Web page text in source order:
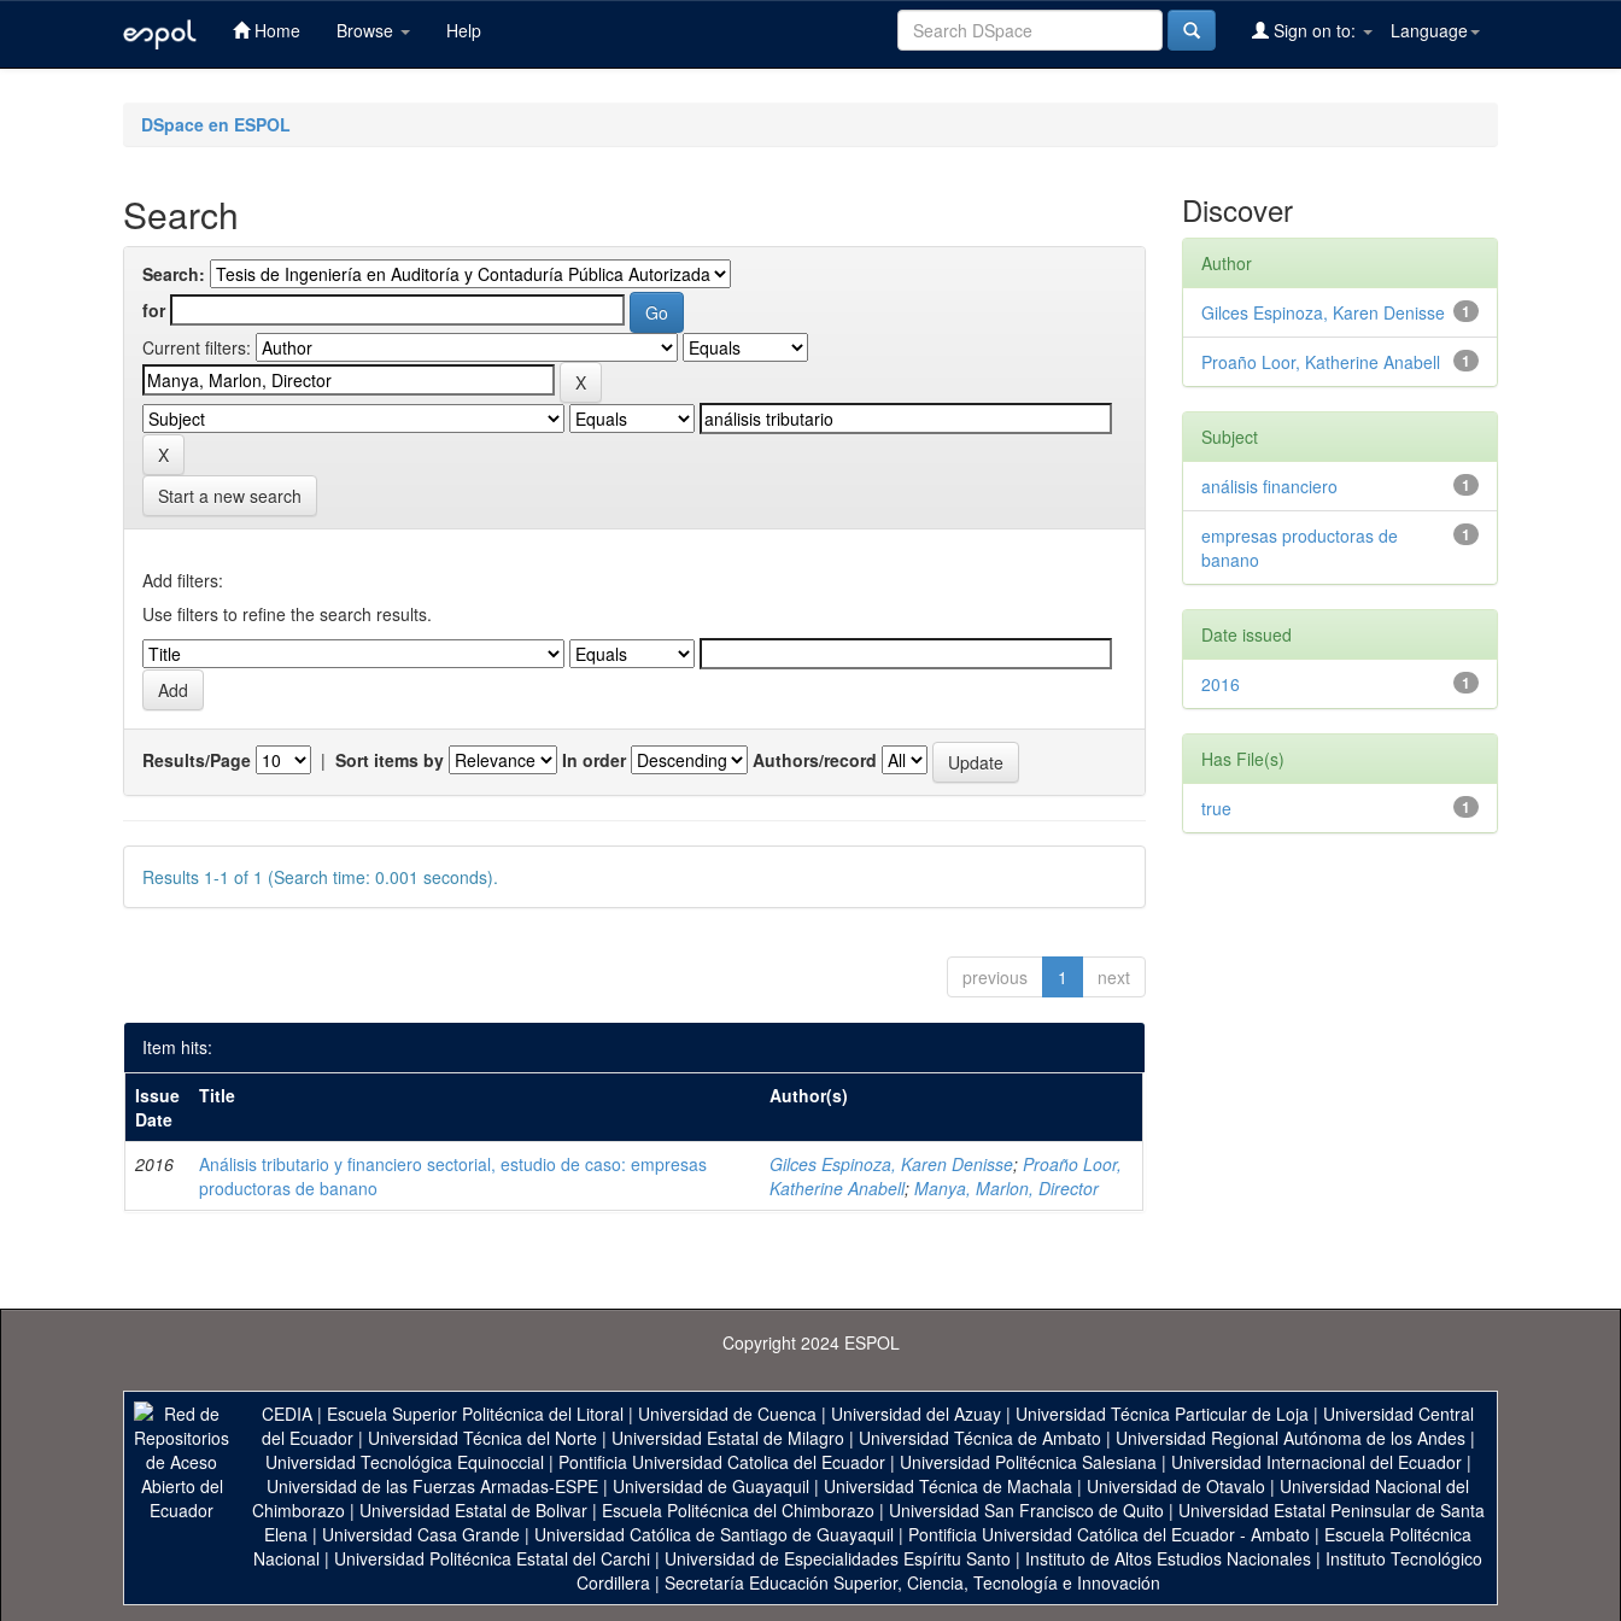
Home Browse Help Language
Sign on to:
DSpace en ESPOL
Search
Search:
for
Current filters:
Start a new search
Add filters:
Use filters to refine the search results.
Results/Page | Sort items by In order Authors/record
Results 1-1 of 1 (Search time: 0.001 seconds).
previous 1 next
Item hits:
Issue
Date
Title Author(s)
2016
Análisis tributario y financiero sectorial, estudio de caso: empresas
productoras de banano
Gilces Espinoza, Karen Denisse;Proaño Loor,
Katherine Anabell;Manya, Marlon, Director
Discover
Author
1
Gilces Espinoza, Karen Denisse
1
Proaño Loor, Katherine Anabell
Subject
1
análisis financiero
1
empresas productoras de
banano
Date issued
1
2016
Has File(s)
1
true
Copyright 2024 ESPOL
CEDIA | Escuela Superior Politécnica del Litoral | Universidad de Cuenca | Universidad del Azuay | Universidad Técnica Particular de Loja | Universidad Central
del Ecuador| Universidad Técnica del Norte| Universidad Estatal de Milagro | Universidad Técnica de Ambato | Universidad Regional Autónoma de los Andes|
Universidad Tecnológica Equinoccial| Pontificia Universidad Catolica del Ecuador| Universidad Politécnica Salesiana| Universidad Internacional del Ecuador|
Universidad de las Fuerzas Armadas-ESPE | Universidad de Guayaquil | Universidad Técnica de Machala | Universidad de Otavalo | Universidad Nacional del
Chimborazo | Universidad Estatal de Bolivar| Escuela Politécnica del Chimborazo | Universidad San Francisco de Quito | Universidad Estatal Peninsular de Santa
Elena | Universidad Casa Grande | Universidad Católica de Santiago de Guayaquil | Pontificia Universidad Católica del Ecuador - Ambato | Escuela Politécnica
Nacional | Universidad Politécnica Estatal del Carchi | Universidad de Especialidades Espíritu Santo | Instituto de Altos Estudios Nacionales | Instituto Tecnológico
Cordillera| Secretaría Educación Superior, Ciencia, Tecnología e Innovación